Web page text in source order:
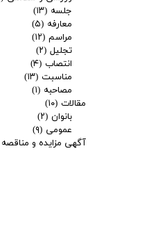
جلسه (۱۳)
معارفه (۵)
مراسم (۱۲)
تجلیل (۲)
انتصاب (۴)
مناسبت (۱۳)
مصاحبه (۱)
مقالات (۱۰)
بانوان (۲)
عمومی (۹)
آگهی مزایده و مناقصه